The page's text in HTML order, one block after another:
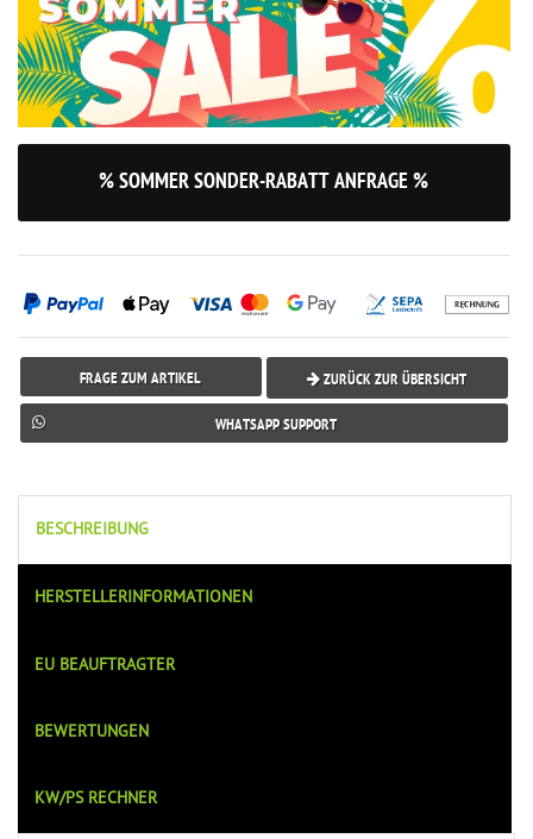
% SOMMER SONDER-RABATT ANFRAGE %
FRAGE ZUM ARTIKEL ZURÜCK ZUR ÜBERSICHT
WHATSAPP SUPPORT
BESCHREIBUNG
HERSTELLERINFORMATIONEN
EU BEAUFTRAGTER
BEWERTUNGEN
KW/PS RECHNER